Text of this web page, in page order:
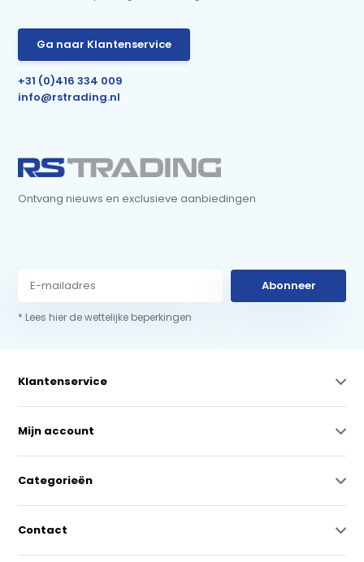
Ga naar Klantenservice
+31 (0)416 334 009
info@rstrading.nl
Ontvang nieuws en exclusieve aanbiedingen
Abonneer
* Lees hier de wettelijke beperkingen
Klantenservice
Mijn account
Categorieën
Contact